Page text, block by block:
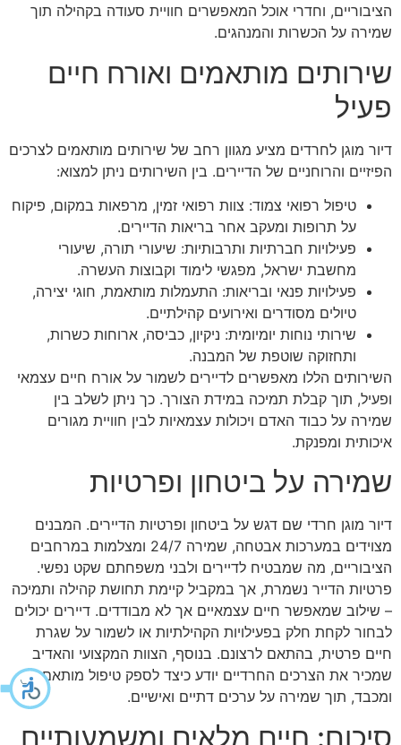
הציבוריים, וחדרי אוכל המאפשרים חוויית סעודה בקהילה תוך
שמירה על הכשרות והמנהגים.
שירותים מותאמים ואורח חיים
פעיל
דיור מוגן לחרדים מציע מגוון רחב של שירותים מותאמים לצרכים
הפיזיים והרוחניים של הדיירים. בין השירותים ניתן למצוא:
טיפול רפואי צמוד: צוות רפואי זמין, מרפאות במקום, פיקוח
על תרופות ומעקב אחר בריאות הדיירים.
פעילויות חברתיות ותרבותיות: שיעורי תורה, שיעורי
מחשבת ישראל, מפגשי לימוד וקבוצות העשרה.
פעילויות פנאי ובריאות: התעמלות מותאמת, חוגי יצירה,
טיולים מסודרים ואירועים קהילתיים.
שירותי נוחות יומיומית: ניקיון, כביסה, ארוחות כשרות,
ותחזוקה שוטפת של המבנה.
השירותים הללו מאפשרים לדיירים לשמור על אורח חיים עצמאי
ופעיל, תוך קבלת תמיכה במידת הצורך. כך ניתן לשלב בין
שמירה על כבוד האדם ויכולות עצמאיות לבין חוויית מגורים
איכותית ומפנקת.
שמירה על ביטחון ופרטיות
דיור מוגן חרדי שם דגש על ביטחון ופרטיות הדיירים. המבנים
מצוידים במערכות אבטחה, שמירה 24/7 ומצלמות במרחבים
הציבוריים, מה שמבטיח לדיירים ולבני משפחתם שקט נפשי.
פרטיות הדייר נשמרת, אך במקביל קיימת תחושת קהילה ותמיכה
– שילוב שמאפשר חיים עצמאיים אך לא מבודדים. דיירים יכולים
לבחור לקחת חלק בפעילויות הקהילתיות או לשמור על שגרת
חיים פרטית, בהתאם לרצונם. בנוסף, הצוות המקצועי והאדיב
שמכיר את הצרכים החרדיים יודע כיצד לספק טיפול מותאם
ומכבד, תוך שמירה על ערכים דתיים ואישיים.
סיכום: חיים מלאים ומשמעותיים